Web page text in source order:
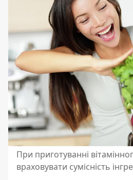
При приготуванні
враховувати сумісність